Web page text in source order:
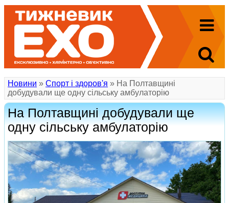
Новини » Спорт і здоров'я » На Полтавщині
добудували ще одну сільську амбулаторію
На Полтавщині добудували ще
одну сільську амбулаторію